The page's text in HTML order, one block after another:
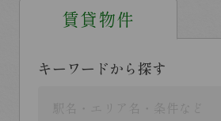
賃貸物件
キーワードから探す